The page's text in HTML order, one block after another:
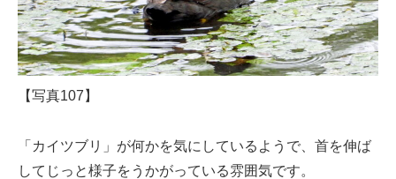
【写真107】
「カイツブリ」が何かを気にしているようで、首を伸ば
してじっと様子をうかがっている雰囲気です。